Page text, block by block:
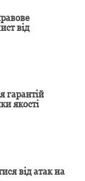
від
гарантій
якості
від атак на